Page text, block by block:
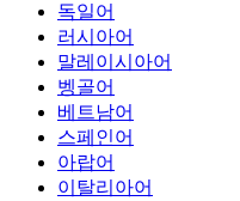
독일어
러시아어
말레이시아어
벵골어
베트남어
스페인어
아랍어
이탈리아어